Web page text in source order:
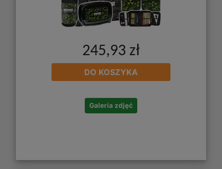
245,93 zł
DO KOSZYKA
Galeria zdjęć